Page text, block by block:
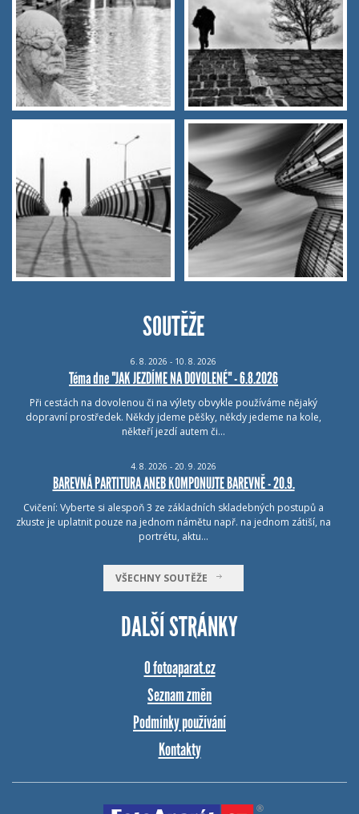
SOUTĚŽE
6. 8. 2026 - 10. 8. 2026
Téma dne "JAK JEZDÍME NA DOVOLENÉ" - 6.8.2026
Při cestách na dovolenou či na výlety obvykle používáme nějaký
dopravní prostředek. Někdy jdeme pěšky, někdy jedeme na kole,
někteří jezdí autem či…
4. 8. 2026 - 20. 9. 2026
BAREVNÁ PARTITURA ANEB KOMPONUJTE BAREVNĚ - 20.9.
Cvičení: Vyberte si alespoň 3 ze základních skladebných postupů a
zkuste je uplatnit pouze na jednom námětu např. na jednom zátiší, na
portrétu, aktu…
VŠECHNY SOUTĚŽE
DALŠÍ STRÁNKY
O fotoaparat.cz
Seznam změn
Podmínky používání
Kontakty